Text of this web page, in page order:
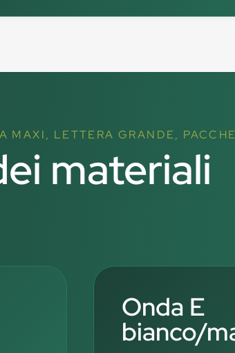
MAXI, LETTERA GRANDE,
materiali
Onda E
bianco/